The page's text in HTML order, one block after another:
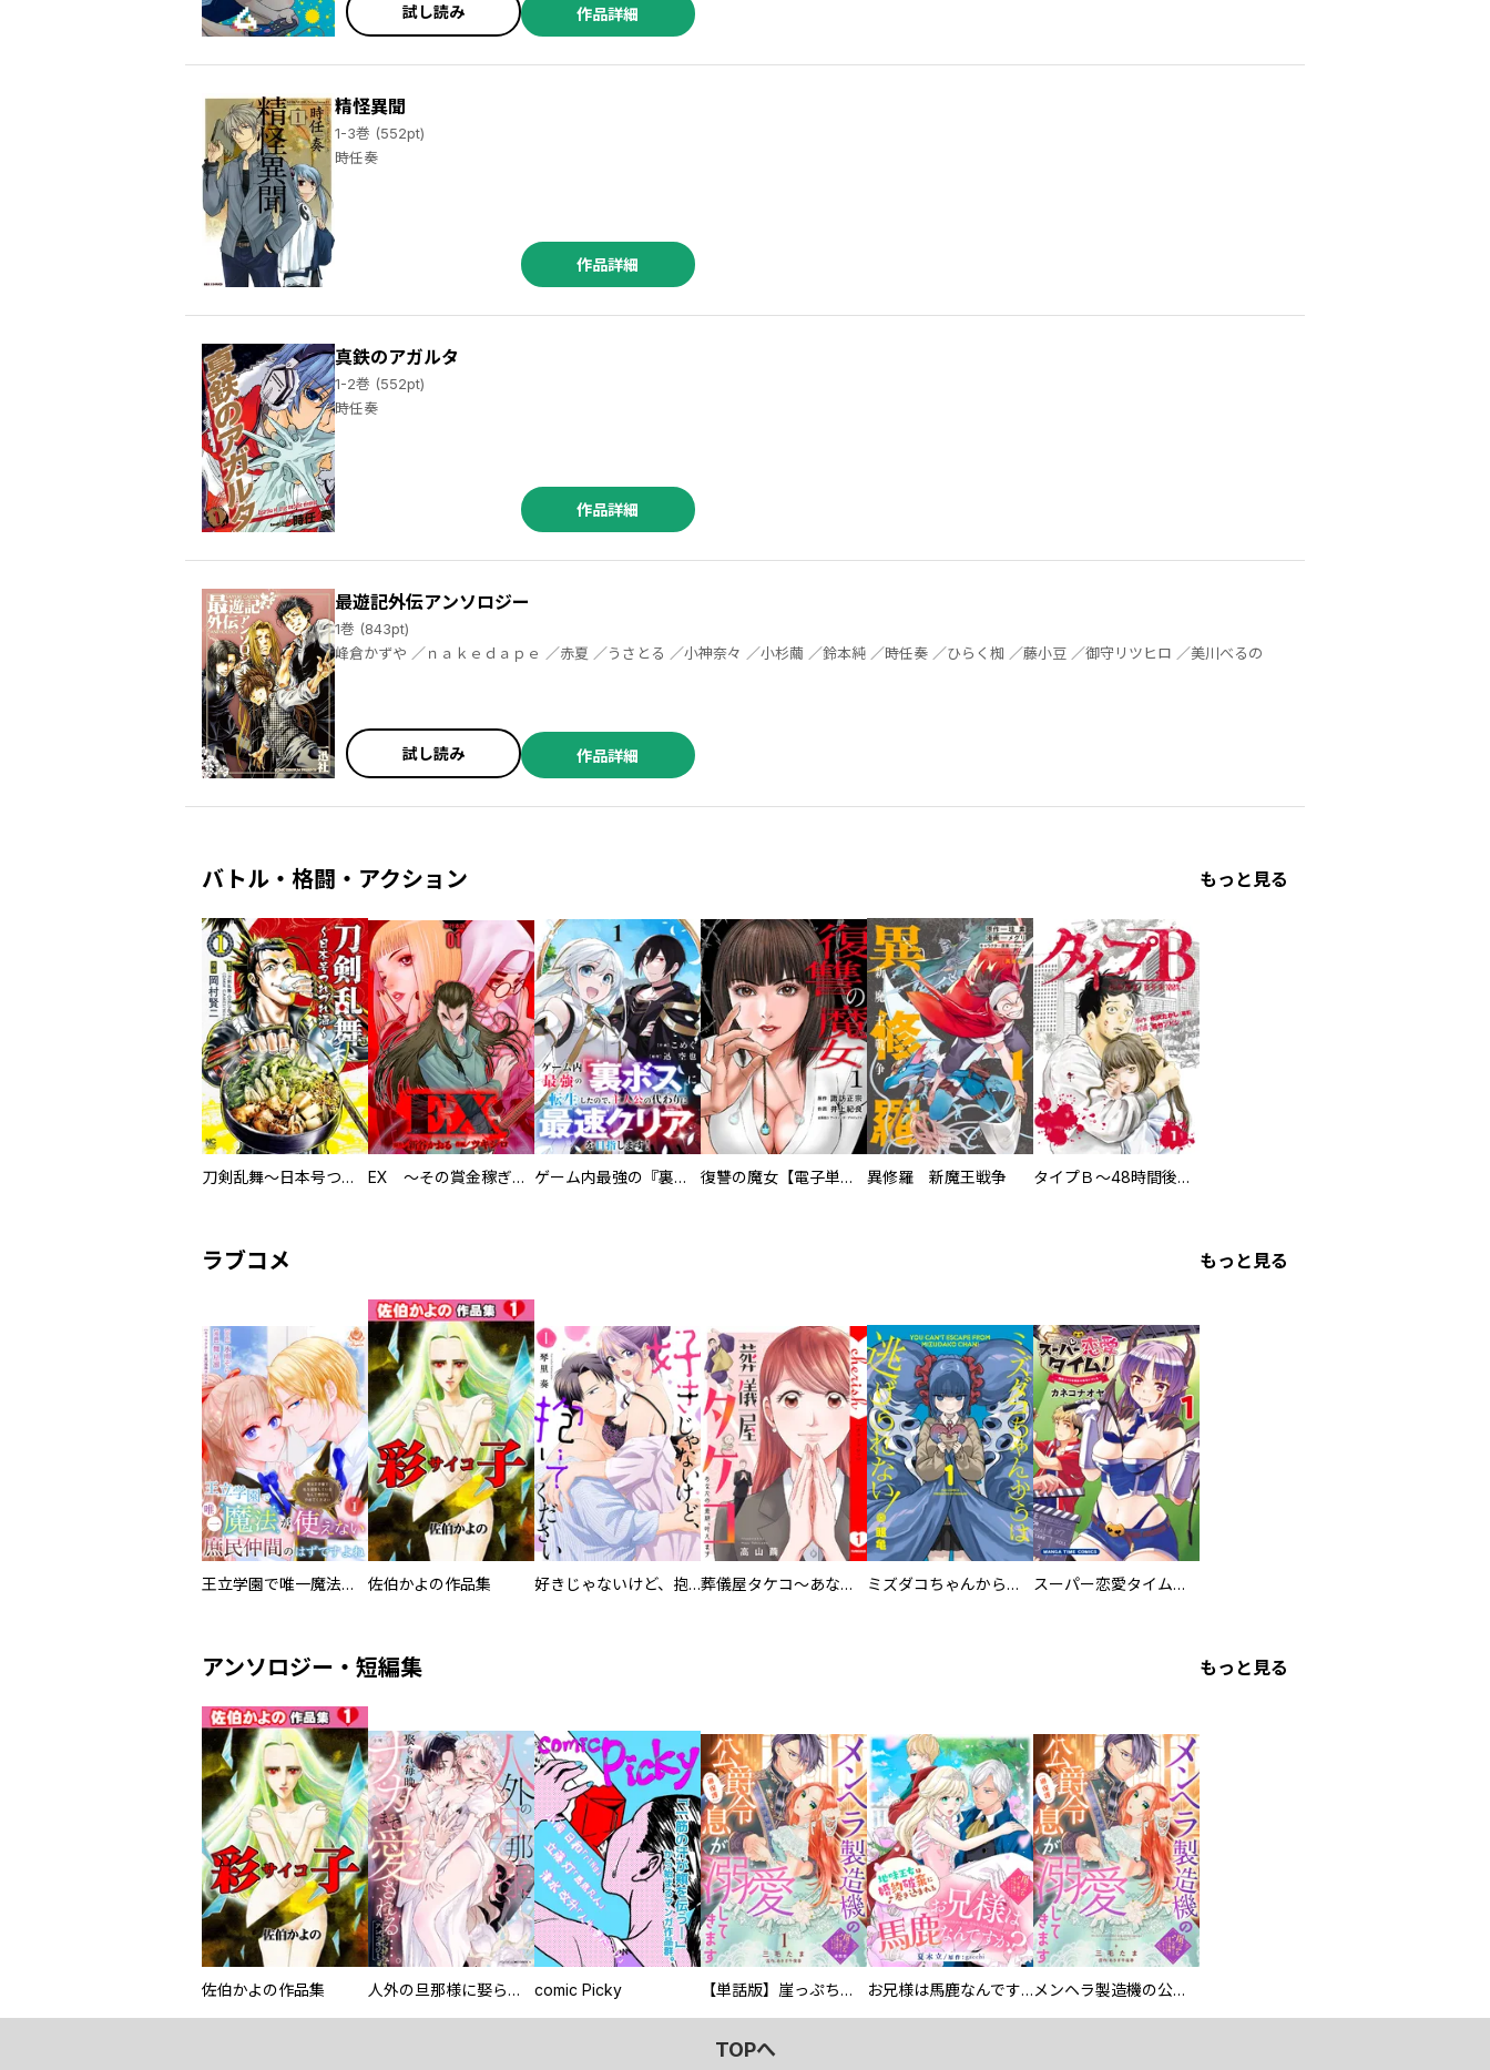
試し読み 作品詳細
精怪異聞
1-3巻 (552pt)
時任奏
作品詳細
真鉄のアガルタ
1-2巻 (552pt)
時任奏
作品詳細
最遊記外伝アンソロジー
1巻 (843pt)
峰倉かずや ／ｎａｋｅｄａｐｅ ／赤夏 ／うさとる ／小神奈々 ／小杉繭 ／鈴本純 ／時任奏 ／ひらく椥 ／藤小豆 ／御守リツヒロ ／美川べるの
試し読み 作品詳細
バトル・格闘・アクション もっと見る
刀剣乱舞～日本号つれづれ酒～ EX ～その賞金稼ぎは、世界の出口を探す～【単行本版】 ゲーム内最強の『裏ボス』に転生したので、主人公の代わりに最速クリアを目指します！【電子単行本版】 復讐の魔女【電子単行本版】 異修羅 新魔王戦争 タイプＢ～48時間後、致死率100％～【単話】
ラブコメ もっと見る
王立学園で唯一魔法が使えない庶民仲間のはずですよね～実は王子様で私を溺愛しているなんて告白はやめてください～ 佐伯かよの作品集 好きじゃないけど、抱いてください【電子単行本版／特典おまけ付き】 葬儀屋タケコ～あなたの最期、叶えます【電子単行本版】 ミズダコちゃんからは逃げられない！ スーパー恋愛タイム！～現場でドＳな彼女は自宅でデレる～
アンソロジー・短編集 もっと見る
佐伯かよの作品集 人外の旦那様に娶られ毎晩ナカまで愛される…。アンソロジー comic Picky 【単話版】崖っぷち令嬢ですが、意地と策略で幸せになります！シリーズ お兄様は馬鹿なんですか？～地味王女は婚約破棄に巻き込まれる～ メンヘラ製造機の公爵令息（過保護）が溺愛してきます
TOPへ